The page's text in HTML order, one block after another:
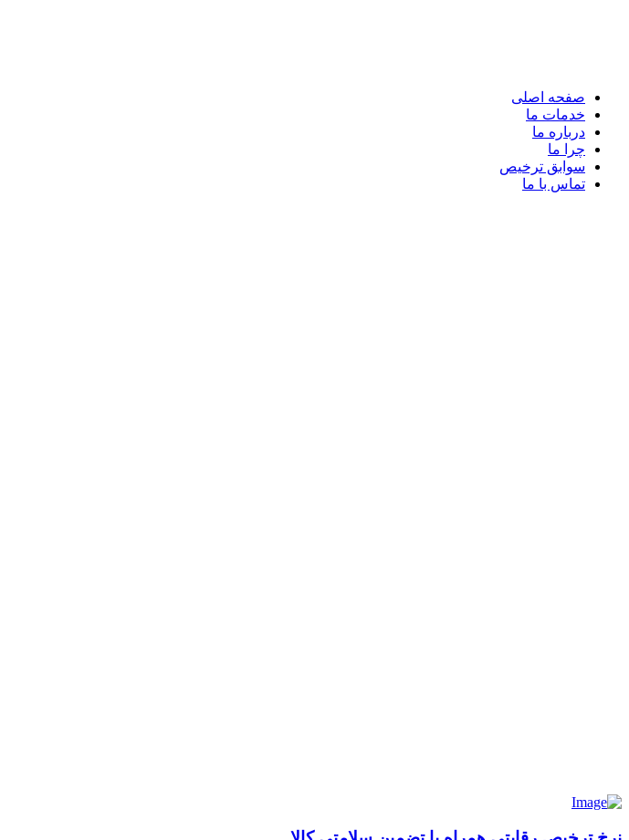
صفحه اصلی
خدمات ما
درباره ما
چرا ما
سوابق ترخیص
تماس با ما